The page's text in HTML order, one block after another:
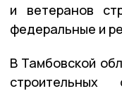
и ветеранов
федеральные и
В Тамбовской